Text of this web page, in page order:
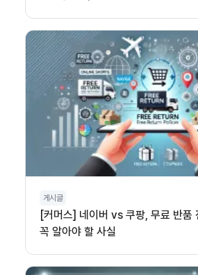
게시글
[커머스] 네이버 vs 쿠팡, 무료 반품
꼭 알아야 할 사실